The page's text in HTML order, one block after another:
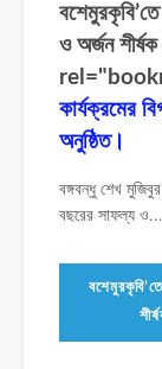
ও অর্জন
কার্যক্রমের
অনুষ্ঠিত।
বঙ্গবন্ধু শেখ
বছরের সাফল্য ও...